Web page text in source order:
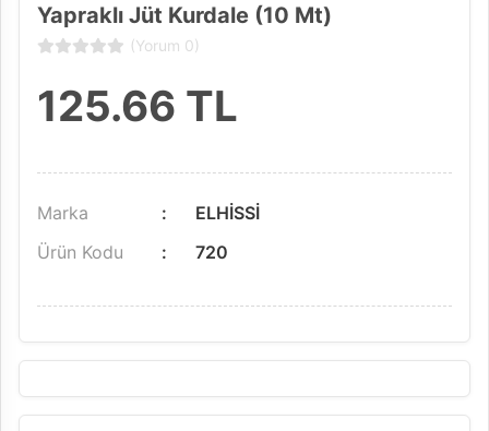
Yapraklı Jüt Kurdale (10 Mt)
(Yorum 0)
125.66 TL
Marka
ELHİSSİ
Ürün Kodu
720